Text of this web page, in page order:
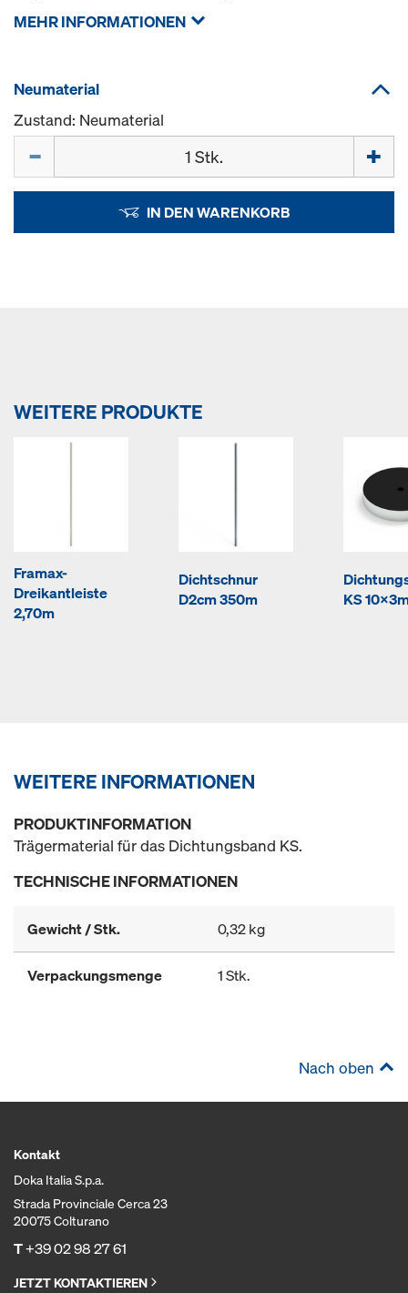
MEHR INFORMATIONEN
Neumaterial
Zustand: Neumaterial
IN DEN WARENKORB
WEITERE PRODUKTE
Framax-
Dreikantleiste
2,70m
Dichtschnur
D2cm 350m
KS
WEITERE INFORMATIONEN
PRODUKTINFORMATION
Trägermaterial für das Dichtungsband KS.
TECHNISCHE INFORMATIONEN
Gewicht / Stk. 0,32 kg
Verpackungsmenge 1 Stk.
Nach oben
Kontakt
Doka Italia S.p.a.
Strada Provinciale Cerca 23
20075 Colturano
T+39 02 98 27 61
JETZT KONTAKTIEREN